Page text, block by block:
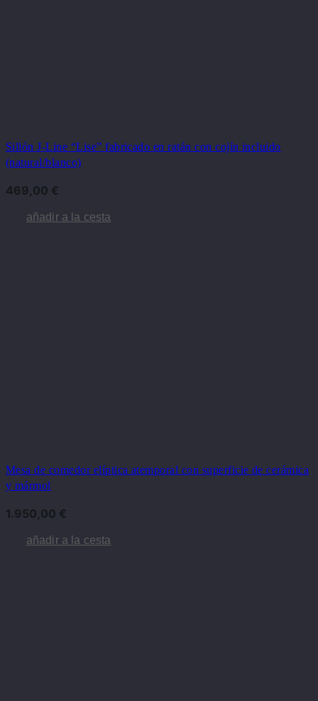
Sillón J-Line “Lise” ​​fabricado en ratán con cojín incluido
(natural/blanco)
469,00 €
añadir a la cesta
Mesa de comedor elíptica atemporal con superficie de cerámica
y mármol
1.950,00 €
añadir a la cesta